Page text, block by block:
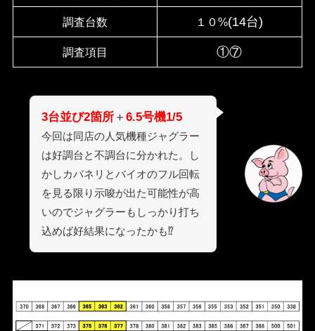
調査台数 １０%(14台)
調査項目 ①⑦
3台並び2箇所＋ 6.5号機1/5
今回は同店の人気機種ジャグラー
は好調台と不調台に分かれた。し
かしカバネリとバイオのフル回転
を見る限り示唆が出た可能性が高
いのでジャグラーもしっかり打ち
込めば好結果になったかも⁉︎